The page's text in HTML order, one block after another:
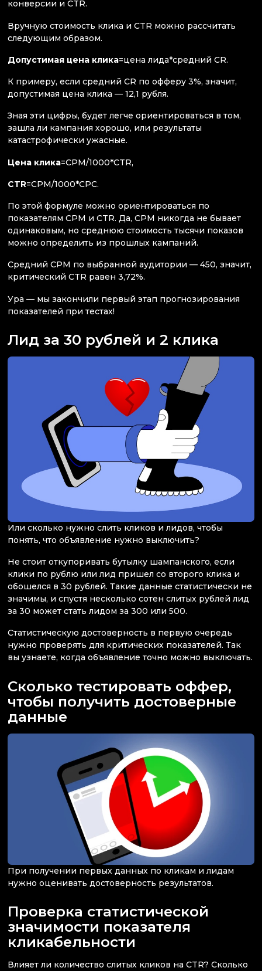
конверсии и CTR.
Вручную стоимость клика и CTR можно рассчитать
следующим образом.
Допустимая цена клика=цена лида*средний CR.
К примеру, если средний CR по офферу 3%, значит,
допустимая цена клика — 12,1 рубля.
Зная эти цифры, будет легче ориентироваться в том,
зашла ли кампания хорошо, или результаты
катастрофически ужасные.
Цена клика=CPM/1000*CTR,
CTR=CPM/1000*CPC.
По этой формуле можно ориентироваться по
показателям CPM и CTR. Да, CPM никогда не бывает
одинаковым, но среднюю стоимость тысячи показов
можно определить из прошлых кампаний.
Средний CPM по выбранной аудитории — 450, значит,
критический CTR равен 3,72%.
Ура — мы закончили первый этап прогнозирования
показателей при тестах!
Лид за 30 рублей и 2 клика
Или сколько нужно слить кликов и лидов, чтобы
понять, что объявление нужно выключить?
Не стоит откупоривать бутылку шампанского, если
клики по рублю или лид пришел со второго клика и
обошелся в 30 рублей. Такие данные статистически не
значимы, и спустя несколько сотен слитых рублей лид
за 30 может стать лидом за 300 или 500.
Статистическую достоверность в первую очередь
нужно проверять для критических показателей. Так
вы узнаете, когда объявление точно можно выключать.
Сколько тестировать оффер,
чтобы получить достоверные
данные
При получении первых данных по кликам и лидам
нужно оценивать достоверность результатов.
Проверка статистической
значимости показателя
кликабельности
Влияет ли количество слитых кликов на CTR? Сколько